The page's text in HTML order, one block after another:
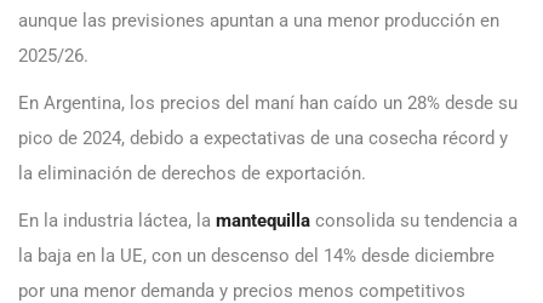
aunque las previsiones apuntan a una menor producción en
2025/26.
En Argentina, los precios del maní han caído un 28% desde su
pico de 2024, debido a expectativas de una cosecha récord y
la eliminación de derechos de exportación.
En la industria láctea, la mantequilla consolida su tendencia a
la baja en la UE, con un descenso del 14% desde diciembre
por una menor demanda y precios menos competitivos